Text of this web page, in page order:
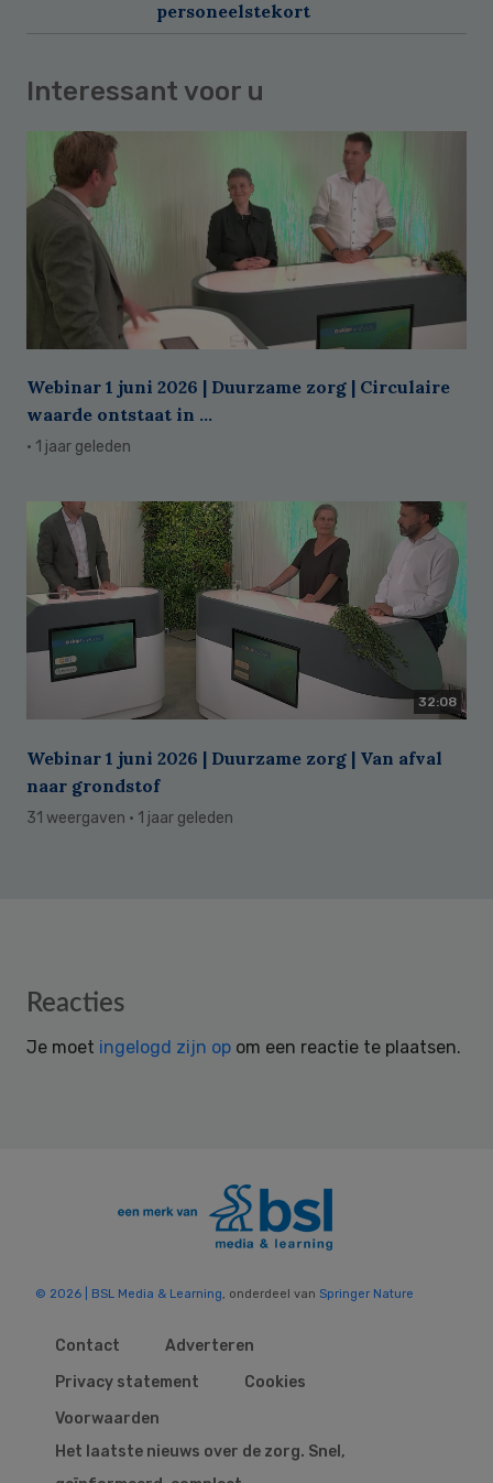
personeelstekort
Interessant voor u
Webinar 1 juni 2026 | Duurzame zorg | Circulaire
waarde ontstaat in ...
· 1 jaar geleden
32:08
Webinar 1 juni 2026 | Duurzame zorg | Van afval
naar grondstof
31 weergaven · 1 jaar geleden
Reader
Reacties
Je moet ingelogd zijn op om een reactie te plaatsen.
© 2026 | BSL Media & Learning, onderdeel van Springer Nature
Contact
Adverteren
Privacy statement
Cookies
Voorwaarden
Het laatste nieuws over de zorg. Snel,